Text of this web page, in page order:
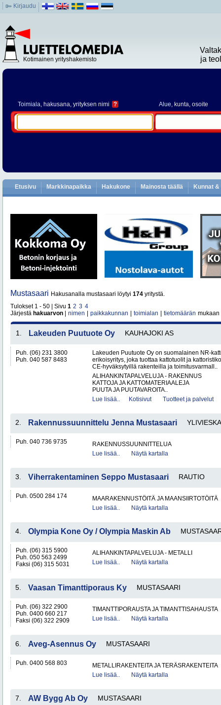
Kirjaudu
Kotimainen yrityshakemisto
ja
Toimiala, hakusana, yrityksen nimi ? Alue, kunta, osoite
Etusivu Markkinapaikka Hakukone Mainosta täällä Kunnat
Mustasaari Hakusanalla mustasaari löytyi 174 yritystä.
Tulokset 1 - 50 | Sivu 1 2 3 4
Järjestä hakuarvon nimen paikkakunnan toimialan tietomäärän mukaan
1. Lakeuden Puutuote Oy KAUHAJOKI AS
Puh. (06) 231 3800
Puh. 040 587 8483
Lakeuden Puutuote Oy on suomalainen NR-
erikoisyritys, joka tuottaa kattotuolit ja
CE-hyväksytyillä rakenteilla ja toimitusvarmall..
ALIHANKINTAPALVELUJA - RAKENNUS
KATTOJA JA KATTOMATERIAALEJA
PUUTA JA PUUTAVAROITA..
Lue lisää..
Kotisivut Tuotteet ja palvelut
2. Rakennussuunnittelu Jenna Mustasaari YLIVIESKA
Puh. 040 736 9735
RAKENNUSSUUNNITTELUA
Lue lisää..
Näytä kartalla
3. Viherrakentaminen Seppo Mustasaari RAUTIO
Puh. 0500 284 174
MAARAKENNUSTÖITÄ JA MAANSIIRTOTÖITÄ
Lue lisää..
Näytä kartalla
4. Olympia Kone Oy / Olympia Maskin Ab
Puh. (06) 315 5900
Puh. 050 563 2499
Faksi (06) 315 5031
ALIHANKINTAPALVELUJA - METALLI
Lue lisää..
Näytä kartalla
5. Vaasan Timanttiporaus Ky MUSTASAARI
Puh. (06) 322 2900
Puh. 0400 660 217
Faksi (06) 322 2909
TIMANTTIPORAUSTA JA TIMANTTISAHAUSTA
Lue lisää..
Näytä kartalla
6. Aveg-Asennus Oy MUSTASAARI
Puh. 0400 568 803
METALLIRAKENTEITA JA TERÄSRAKENTEITA
Lue lisää..
Näytä kartalla
7. AW Bygg Ab Oy MUSTASAARI